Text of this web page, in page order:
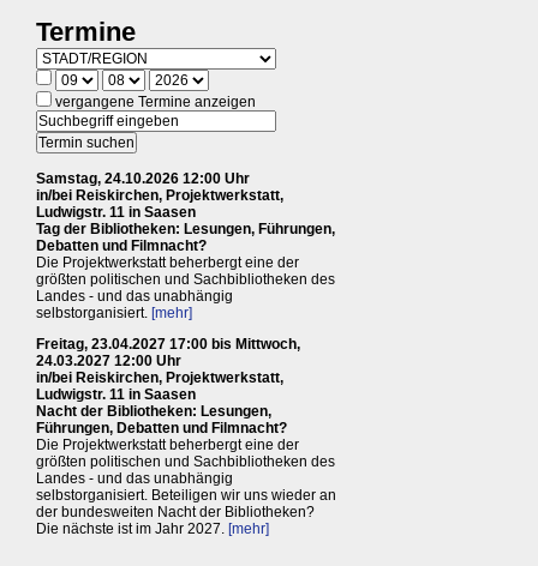
Termine
vergangene Termine anzeigen
Samstag, 24.10.2026 12:00 Uhr
in/bei Reiskirchen, Projektwerkstatt,
Ludwigstr. 11 in Saasen
Tag der Bibliotheken: Lesungen, Führungen,
Debatten und Filmnacht?
Die Projektwerkstatt beherbergt eine der
größten politischen und Sachbibliotheken des
Landes - und das unabhängig
selbstorganisiert. [mehr]
Freitag, 23.04.2027 17:00 bis Mittwoch,
24.03.2027 12:00 Uhr
in/bei Reiskirchen, Projektwerkstatt,
Ludwigstr. 11 in Saasen
Nacht der Bibliotheken: Lesungen,
Führungen, Debatten und Filmnacht?
Die Projektwerkstatt beherbergt eine der
größten politischen und Sachbibliotheken des
Landes - und das unabhängig
selbstorganisiert. Beteiligen wir uns wieder an
der bundesweiten Nacht der Bibliotheken?
Die nächste ist im Jahr 2027. [mehr]